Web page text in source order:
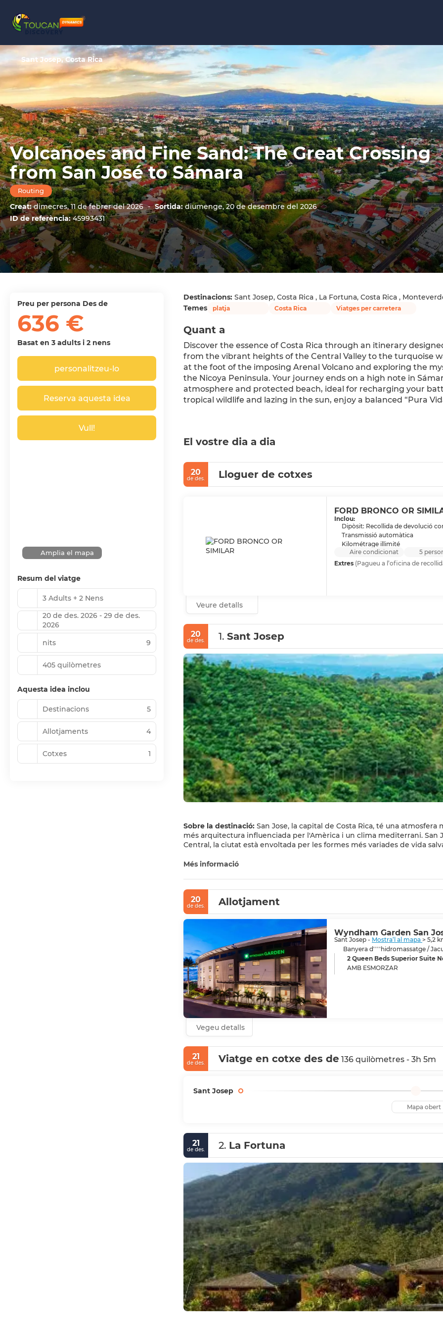
Volcanoes and Fine Sand: The Great Crossing
from San José to Sámara
Routing
Creat:dimecres, 11 de febrer del 2026 - Sortida:diumenge, 20 de desembre del 2026
ID de referència:45993431
Sant Josep, Costa Rica
Destinacions: Sant Josep, Costa Rica , La Fortuna, Costa Rica ,
Temes
platja Costa Rica Viatges per carretera
Quant a
Discover the essence of Costa Rica through an itinerary
from the vibrant heights of the Central Valley to the turquoise
at the foot of the imposing Arenal Volcano and exploring the
the Nicoya Peninsula. Your journey ends on a high note in
atmosphere and protected beach, ideal for recharging your
tropical wildlife and lazing in the sun, enjoy a balanced “Pura
El vostre dia a dia
20
de des. Lloguer de cotxes
FORD BRONCO OR
Inclou:
Dipòsit: Recollida de devolució
Transmissió automàtica
Kilométrage illimité
Aire condicionat
5
Extres (Pagueu a l’oficina de
Veure detalls
20
de des. 1. Sant Josep
Sobre la destinació: San Jose, la capital de Costa Rica, té una
més arquitectura influenciada per l'Amèrica i un clima mediterrani. San
Central, la ciutat està envoltada per les formes més variades de vida
seves muntanyes immaculades. San José té certes atraccions pròpies
nombrosos restaurants i bars de la ciutat. Alguns museus i edificis
europees. San Jose també té molt a oferir i és una ciutat de gran
Més informació
20
de des. Allotjament
Wyndham Garden San
Sant Josep - Mostra’l al mapa > 5,2
Banyera d''''hidromassatge /
2 Queen Beds Superior Suite
AMB ESMORZAR
Vegeu detalls
21
de des. Viatge en cotxe des de 136 quilòmetres - 3h 5m
Sant Josep
Mapa obert
21
de des. 2. La Fortuna
preu per persona Des de
636 €
Basat en 3 adults i 2 nens
personalitzeu-lo
Reserva aquesta idea
Vull!
Amplia el mapa
Resum del viatge
3 Adults + 2 Nens
20 de des. 2026 - 29 de des.
2026
nits
9
405 quilòmetres
Aquesta idea inclou
Destinacions 5
Allotjaments 4
Cotxes 1